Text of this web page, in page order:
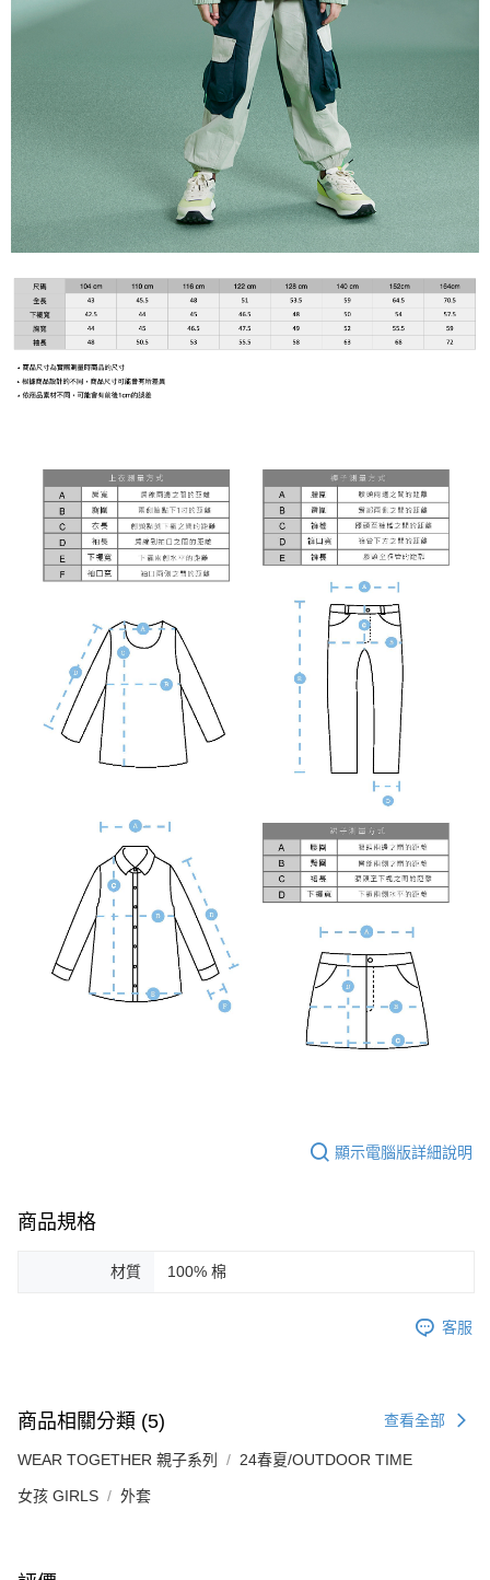
顯示電腦版詳細說明
商品規格
材質 100% 棉
客服
商品相關分類 (5) 查看全部
WEAR TOGETHER 親子系列 24春夏/OUTDOOR TIME
女孩 GIRLS 外套